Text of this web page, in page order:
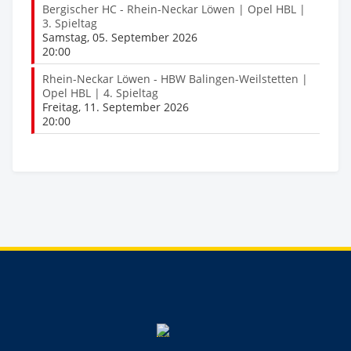
Bergischer HC - Rhein-Neckar Löwen | Opel HBL |
3. Spieltag
Samstag, 05. September 2026
20:00
Rhein-Neckar Löwen - HBW Balingen-Weilstetten |
Opel HBL | 4. Spieltag
Freitag, 11. September 2026
20:00